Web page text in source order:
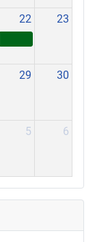
22 23
29 30
5 6